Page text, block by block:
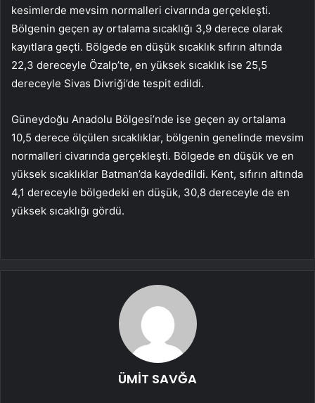
kesimlerde mevsim normalleri civarında gerçekleşti.
Bölgenin geçen ay ortalama sıcaklığı 3,9 derece olarak
kayıtlara geçti. Bölgede en düşük sıcaklık sıfırın altında
22,3 dereceyle Özalp’te, en yüksek sıcaklık ise 25,5
dereceyle Sivas Divriği’de tespit edildi.
Güneydoğu Anadolu Bölgesi’nde ise geçen ay ortalama
10,5 derece ölçülen sıcaklıklar, bölgenin genelinde mevsim
normalleri civarında gerçekleşti. Bölgede en düşük ve en
yüksek sıcaklıklar Batman’da kaydedildi. Kent, sıfırın altında
4,1 dereceyle bölgedeki en düşük, 30,8 dereceyle de en
yüksek sıcaklığı gördü.
ÜMİT SAVĞA